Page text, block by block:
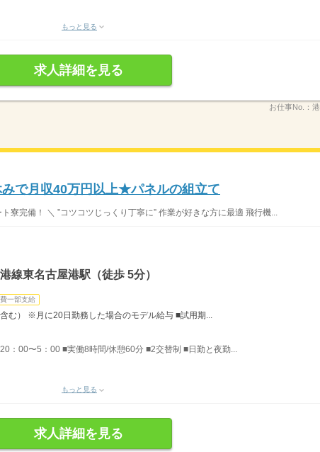
もっと見る
求人詳細を見る
お仕事No.：
みで月収40万円以上★パネルの組立て
完備！ ＼ ”コツコツじっくり丁寧に” 作業が好きな方に最適 飛行機...
線東名古屋港駅（徒歩 5分）
一部支給
む） ※月に20日勤務した場合のモデル給与 ■試用期...
：00〜5：00 ■実働8時間/休憩60分 ■2交替制 ■日勤と夜勤...
もっと見る
求人詳細を見る